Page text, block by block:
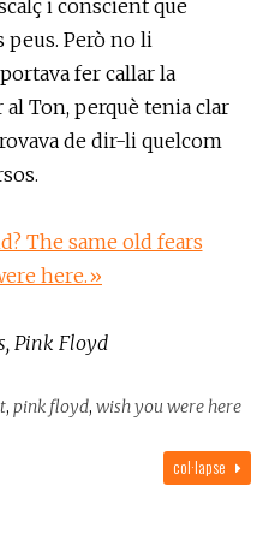
i conscient que
peus. Però no li
fer callar la
al Ton, perquè tenia clar
de dir-li quelcom
The same old fears
here.»
Pink Floyd
, pink floyd, wish you were here
col·lapse